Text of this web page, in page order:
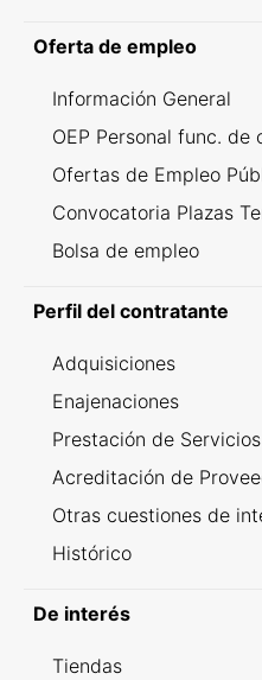
Oferta de empleo
Información General
OEP Personal func.
Ofertas de Empleo
Convocatoria Plazas
Bolsa de empleo
Perfil del contratante
Adquisiciones
Enajenaciones
Prestación de Servicios
Acreditación de
Otras cuestiones de
Histórico
De interés
Tiendas